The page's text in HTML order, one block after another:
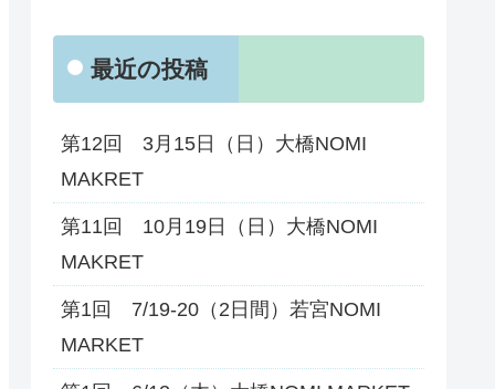
最近の投稿
第12回 3月15日（日）大橋NOMI
MAKRET
第11回 10月19日（日）大橋NOMI
MAKRET
第1回 7/19-20（2日間）若宮NOMI
MARKET